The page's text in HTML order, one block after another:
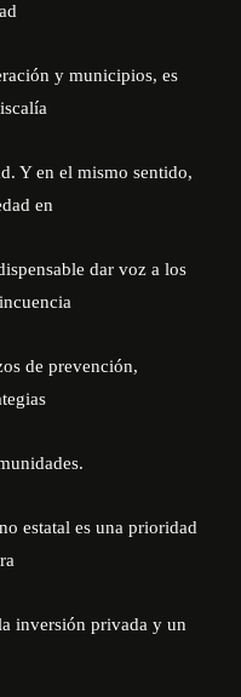
y municipios, es
Y en el mismo sentido,
en
dar voz a los
de prevención,
estatal es una prioridad
inversión privada y un